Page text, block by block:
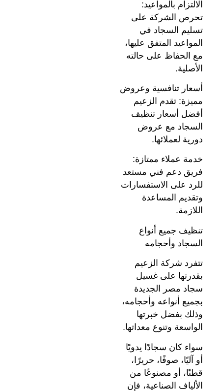
الالتزام بالمواعيد:
تحرص الشركة على
تسليم السجاد في
المواعيد المتفق عليها،
مع الحفاظ على حالته
الأصلية.
أسعار تنافسية وعروض
مميزة: تقدم الزعيم
أفضل أسعار تنظيف
السجاد مع عروض
دورية لعملائها.
خدمة عملاء ممتازة:
فريق دعم فني مستعد
للرد على الاستفسارات
وتقديم المساعدة
اللازمة.
تنظيف جميع أنواع
السجاد وأحجامه
تتفرد شركة الزعيم
بقدرتها على غسيل
سجاد مصر الجديدة
بجميع أنواعه وأحجامه،
وذلك بفضل خبرتها
الواسعة وتنوع معداتها.
سواء كان سجادًا يدويًا
أو آليًا، صوفًا، حريرًا،
قطنًا، أو مصنوعًا من
الألياف الصناعية، فإن